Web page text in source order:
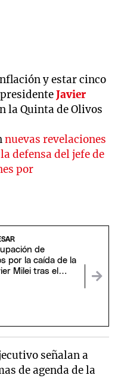
y estar cinco
Javier
la Quinta de Olivos
nuevas revelaciones
defensa del jefe de
por
de
por la caída de la
Milei tras el
señalan a
de agenda de la